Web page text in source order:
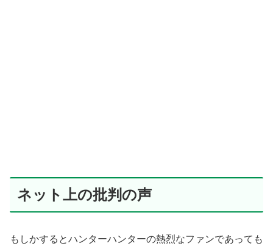
ネット上の批判の声
もしかするとハンターハンターの熱烈なファンであっても